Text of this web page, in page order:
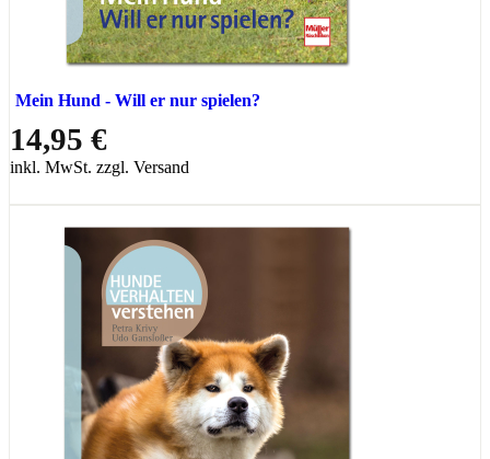
Mein Hund - Will er nur spielen?
14,95 €
inkl. MwSt. zzgl. Versand